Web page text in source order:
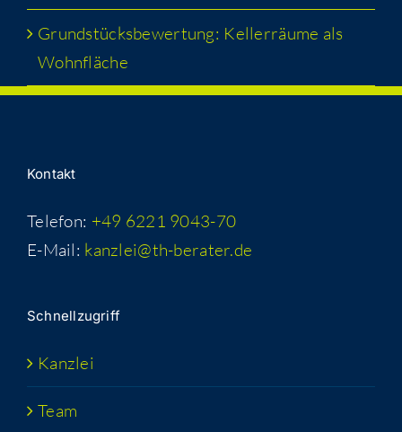
Grund­stücks­be­wer­tung: Kel­ler­räu­me als
Wohnfläche
Kon­takt
Telefon: +49 6221 9043-70
E-Mail: kanzlei@th-berater.de
Schnell­zu­griff
Kanz­lei
Team